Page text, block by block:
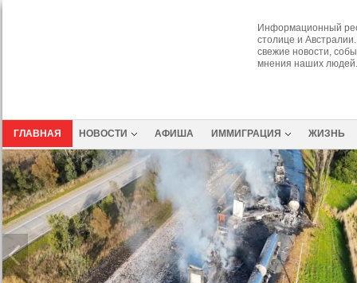
Информационный
столице и
свежие новости,
мнения наших людей.
ГЛАВНАЯ НОВОСТИ АФИША ИММИГРАЦИЯ ЖИЗНЬ